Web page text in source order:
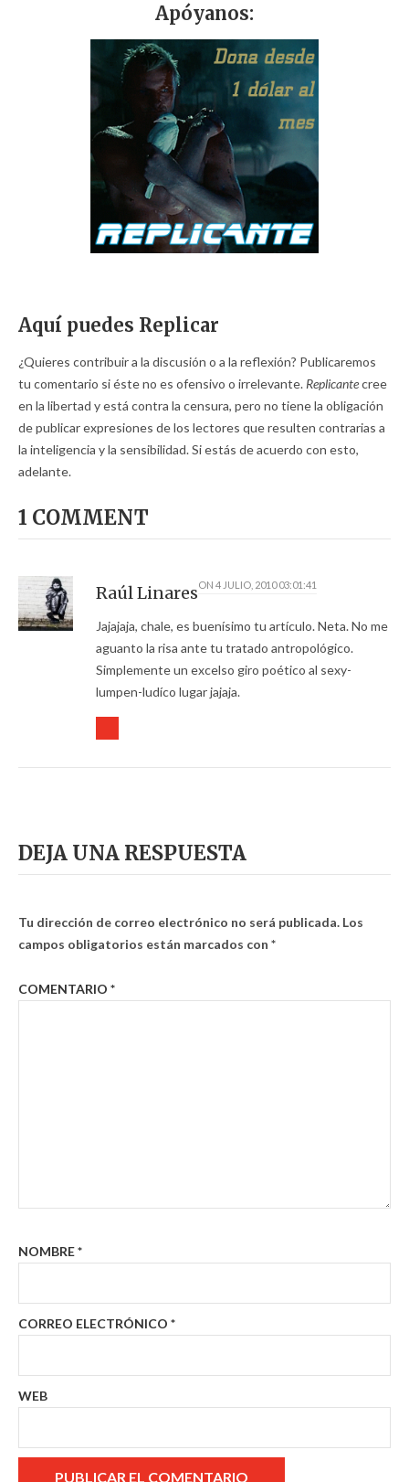
Apóyanos:
Aquí puedes Replicar
¿Quieres contribuir a la discusión o a la reflexión? Publicaremos
tu comentario si éste no es ofensivo o irrelevante. Replicantecree
en la libertad y está contra la censura, pero no tiene la obligación
de publicar expresiones de los lectores que resulten contrarias a
la inteligencia y la sensibilidad. Si estás de acuerdo con esto,
adelante.
1 COMMENT
Raúl LinaresON 4 JULIO, 2010 03:01:41
Jajajaja, chale, es buenísimo tu artículo. Neta. No me
aguanto la risa ante tu tratado antropológico.
Simplemente un excelso giro poético al sexy-
lumpen-ludíco lugar jajaja.
DEJA UNA RESPUESTA
Tu dirección de correo electrónico no será publicada. Los
campos obligatorios están marcados con *
COMENTARIO *
NOMBRE*
CORREO ELECTRÓNICO *
WEB